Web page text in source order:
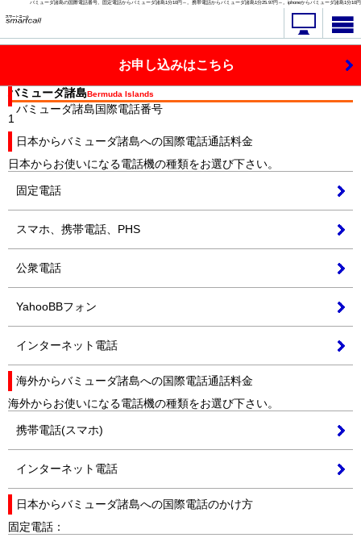
バミューダ諸島の国際電話番号。固定電話からバミューダ諸島1分10円～。携帯電話からバミューダ諸島1分25.97円～。iphoneからバミューダ諸島1分10円
お申し込みはこちら
バミューダ諸島Bermuda Islands
バミューダ諸島国際電話番号
1
日本からバミューダ諸島への国際電話通話料金
日本からお使いになる電話機の種類をお選び下さい。
固定電話
スマホ、携帯電話、PHS
公衆電話
YahooBBフォン
インターネット電話
海外からバミューダ諸島への国際電話通話料金
海外からお使いになる電話機の種類をお選び下さい。
携帯電話(スマホ)
インターネット電話
日本からバミューダ諸島への国際電話のかけ方
固定電話：